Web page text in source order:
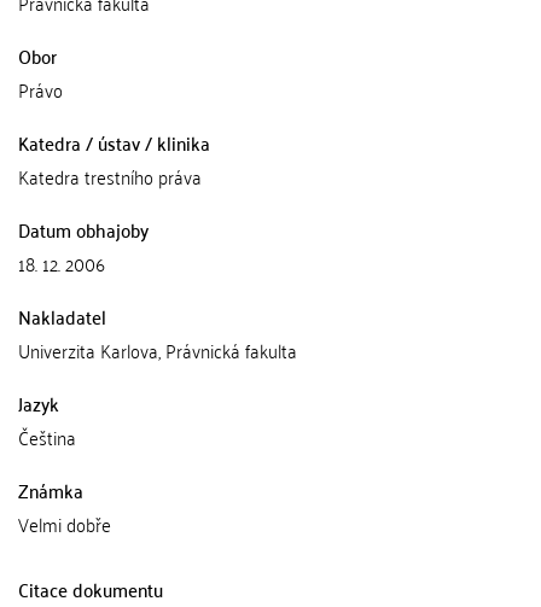
Obor
Právo
Katedra / ústav / klinika
Katedra trestního práva
Datum obhajoby
18. 12. 2006
Nakladatel
Univerzita Karlova, Právnická fakulta
Jazyk
Čeština
Známka
Velmi dobře
Citace dokumentu